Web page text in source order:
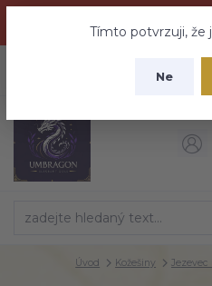
nebuďte vyděšeni zde
Tímto potvrzuji, že
Ne
Úvod Kožešiny Jezevec